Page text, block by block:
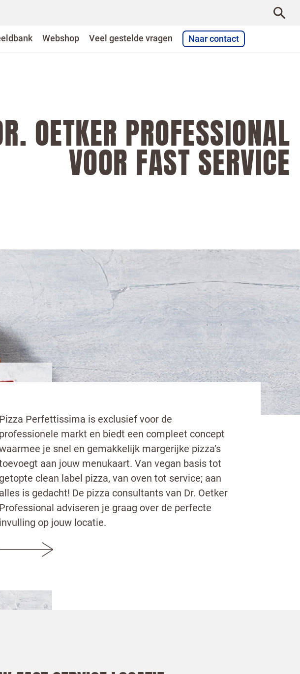
Webshop Veel gestelde vragen Naar contact
OETKER PROFESSIONAL
VOOR FAST SERVICE
van Dr. Oetker Professional
Pizza Perfettissima is exclusief voor de
professionele markt en biedt een compleet concept
je snel en gemakkelijk margerijke pizza’s
aan jouw menukaart. Van vegan basis tot
getopte clean label pizza, van oven tot service; aan
alles is gedacht! De pizza consultants van Dr. Oetker
Professional adviseren je graag over de perfecte
invulling op jouw locatie.